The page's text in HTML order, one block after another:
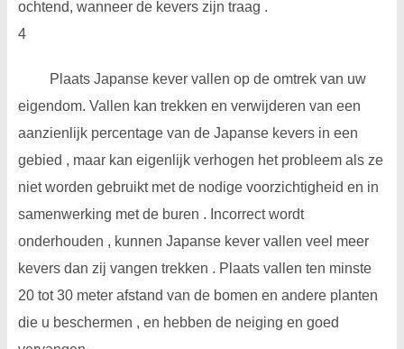
ochtend, wanneer de kevers zijn traag .
4
Plaats Japanse kever vallen op de omtrek van uw
eigendom. Vallen kan trekken en verwijderen van een
aanzienlijk percentage van de Japanse kevers in een
gebied , maar kan eigenlijk verhogen het probleem als ze
niet worden gebruikt met de nodige voorzichtigheid en in
samenwerking met de buren . Incorrect wordt
onderhouden , kunnen Japanse kever vallen veel meer
kevers dan zij vangen trekken . Plaats vallen ten minste
20 tot 30 meter afstand van de bomen en andere planten
die u beschermen , en hebben de neiging en goed